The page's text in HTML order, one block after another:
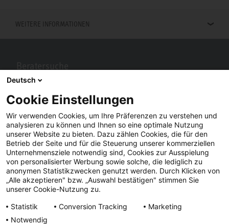
WEITERE INFORMATIONEN
Berater in Ihrer Nähe gesucht? Mit STIEBEL ELTRON kein Problem.
Facebook YouTube LinkedIn
Instagram
Deutsch
Cookie Einstellungen
Wir verwenden Cookies, um Ihre Präferenzen zu verstehen und
analysieren zu können und Ihnen so eine optimale Nutzung
unserer Website zu bieten. Dazu zählen Cookies, die für den
Betrieb der Seite und für die Steuerung unserer kommerziellen
Unternehmensziele notwendig sind, Cookies zur Ausspielung
von personalisierter Werbung sowie solche, die lediglich zu
anonymen Statistikzwecken genutzt werden. Durch Klicken von
„Alle akzeptieren" bzw. „Auswahl bestätigen" stimmen Sie
unserer Cookie-Nutzung zu.
Statistik
Conversion Tracking
Marketing
Notwendig